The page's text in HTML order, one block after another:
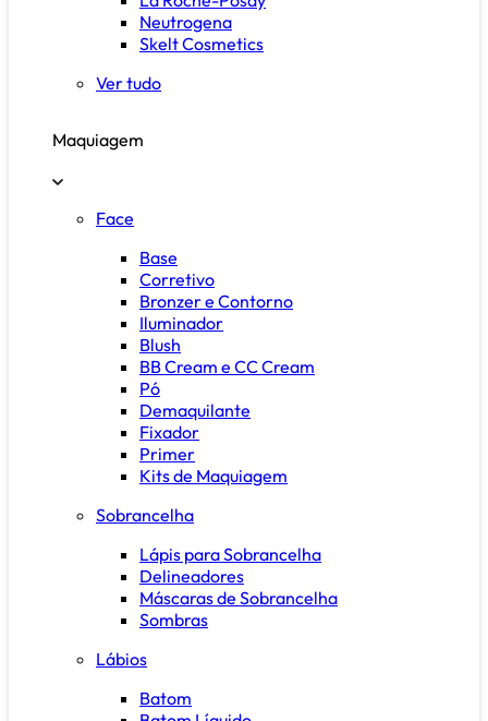
Neutrogena
Skelt Cosmetics
Ver tudo
Maquiagem
Face
Base
Corretivo
Bronzer e Contorno
Iluminador
Blush
BB Cream e CC Cream
Pó
Demaquilante
Fixador
Primer
Kits de Maquiagem
Sobrancelha
Lápis para Sobrancelha
Delineadores
Máscaras de Sobrancelha
Sombras
Lábios
Batom